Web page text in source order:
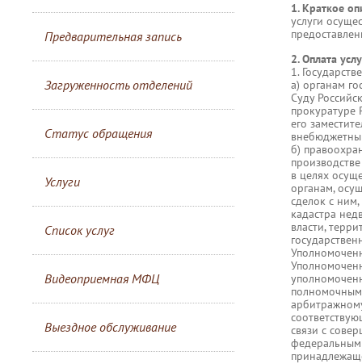
Предварительная запись
Загруженность отделений
Статус обращения
Услуги
Список услуг
Видеоприемная МФЦ
Выездное обслуживание
1. Краткое
услуги
2. Оплата
1.
а) органам
Суду
прокуратуре
его
б)
в целях
органам,
сделок с
кадастра
власти,
полномочным
связи с